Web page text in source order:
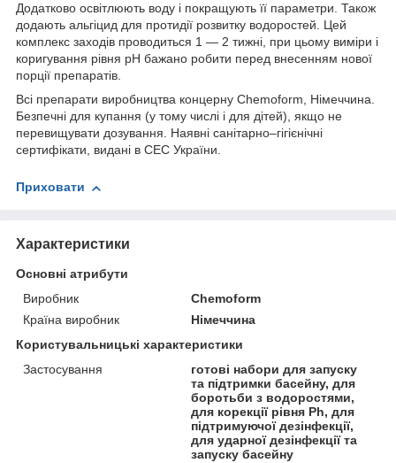
Додатково освітлюють воду і покращують її параметри. Також
додають альгіцид для протидії розвитку водоростей. Цей
комплекс заходів проводиться 1 — 2 тижні, при цьому виміри і
коригування рівня pH бажано робити перед внесенням нової
порції препаратів.
Всі препарати виробництва концерну Chemoform, Німеччина.
Безпечні для купання (у тому числі і для дітей), якщо не
перевищувати дозування. Наявні санітарно–гігієнічні
сертифікати, видані в СЕС України.
Приховати
Характеристики
Основні атрибути
Виробник
Chemoform
Країна виробник
Німеччина
Користувальницькі характеристики
Застосування
готові набори для запуску
та підтримки басейну, для
боротьби з водоростями,
для корекції рівня Ph, для
підтримуючої дезінфекції,
для ударної дезінфекції та
запуску басейну